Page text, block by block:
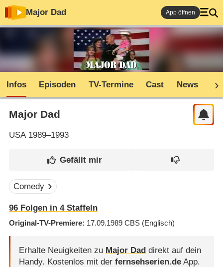
Major Dad App öffnen
Infos Episoden TV-Termine Cast News
Major Dad
USA1989–1993
Comedy
96Folgen in 4Staffeln
Original-TV-Premiere 17.09.1989 CBS (Englisch)
Erhalte Neuigkeiten zu Major Daddirekt auf dein
Handy. Kostenlos mit der fernsehserien.deApp.